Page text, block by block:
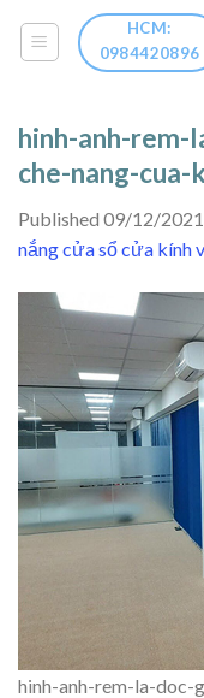
HCM:
0984420896
hinh-anh-rem-
che-nang-cua-
Published 09/12/2021
nắng cửa sổ cửa kính
hinh-anh-rem-la-doc-